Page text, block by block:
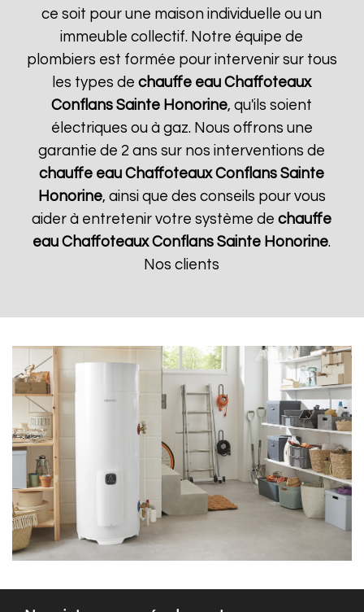
ce soit pour une maison individuelle ou un
immeuble collectif. Notre équipe de
plombiers est formée pour intervenir sur tous
les types dechauffe eau Chaffoteaux
Conflans Sainte Honorine, qu'ils soient
électriques ou à gaz. Nous offrons une
garantie de 2 ans sur nos interventions de
chauffe eau Chaffoteaux Conflans Sainte
Honorine, ainsi que des conseils pour vous
aider à entretenir votre système dechauffe
eau Chaffoteaux Conflans Sainte Honorine.
Nos clients